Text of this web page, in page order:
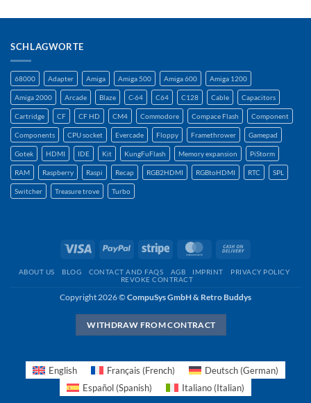
SCHLAGWORTE
68000 Adapter Amiga Amiga 500 Amiga 600 Amiga 1200
Amiga 2000 Arcade Blaze C-64 C64 C128 Cable Capacitors
Cartridge CF CF HD CM4 Commodore Compace Flash Component
Components CPU socket Evercade Floppy Framethrower Gamepad
Gotek HDMI IDE Kit KungFuFlash Memory expansion PiStorm
RAM Raspberry Raspi Recap RGB2HDMI RGBtoHDMI RTC SPL
Switcher Treasure trove Turbo
Visa PayPal Stripe MasterCard
Delivery
ABOUT US BLOG CONTACT AND FAQS AGB IMPRINT
PRIVACY POLICY
REVOKE CONTRACT
Copyright 2026 © CompuSys GmbH & Retro Buddys
WITHDRAW FROM CONTRACT
English Français (French) Deutsch (German)
Español (Spanish) Italiano (Italian)